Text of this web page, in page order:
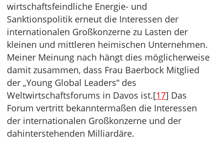
wirtschaftsfeindliche Energie- und
Sanktionspolitik erneut die Interessen der
internationalen Großkonzerne zu Lasten der
kleinen und mittleren heimischen Unternehmen.
Meiner Meinung nach hängt dies möglicherweise
damit zusammen, dass Frau Baerbock Mitglied
der „Young Global Leaders“ des
Weltwirtschaftsforums in Davos ist.[17] Das
Forum vertritt bekanntermaßen die Interessen
der internationalen Großkonzerne und der
dahinterstehenden Milliardäre.